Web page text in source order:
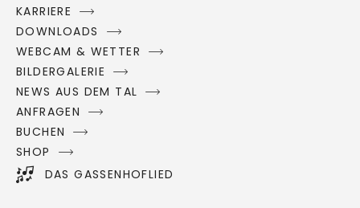
KARRIERE
DOWNLOADS
WEBCAM & WETTER
BILDERGALERIE
NEWS AUS DEM TAL
ANFRAGEN
BUCHEN
SHOP
DAS GASSENHOFLIED